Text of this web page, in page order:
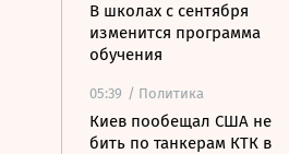
В школах с сентября
изменится программа
обучения
05:39 / Политика
Киев пообещал США не
бить по танкерам КТК в